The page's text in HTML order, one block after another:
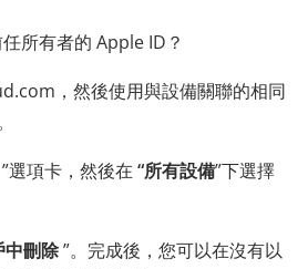
所有者的 Apple ID？
，然後使用與設備關聯的相同
”選項卡，然後在 “所有設備”下選擇
中刪除”。完成後，您可以在沒有以